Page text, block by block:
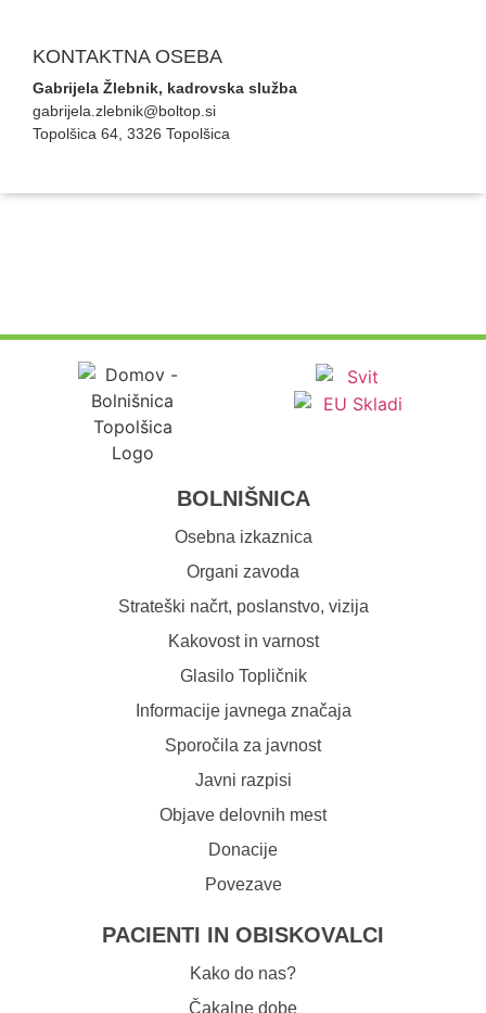
KONTAKTNA OSEBA
Gabrijela Žlebnik, kadrovska služba
gabrijela.zlebnik@boltop.si
Topolšica 64, 3326 Topolšica
BOLNIŠNICA
Osebna izkaznica
Organi zavoda
Strateški načrt, poslanstvo, vizija
Kakovost in varnost
Glasilo Topličnik
Informacije javnega značaja
Sporočila za javnost
Javni razpisi
Objave delovnih mest
Donacije
Povezave
PACIENTI IN OBISKOVALCI
Kako do nas?
Čakalne dobe